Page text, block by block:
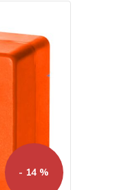
- 14 %